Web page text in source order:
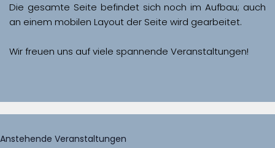
Die gesamte Seite befindet sich noch im Aufbau; auch
Wir freuen uns auf viele spannende Veranstaltungen!
Anstehende Veranstaltungen